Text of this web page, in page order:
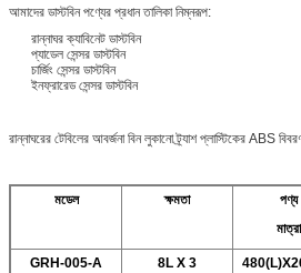
আমাদের ডাস্টবিন পণ্যের প্রধান তালিকা নিম্নরূপ:
রান্নাঘর ক্যাবিনেট ডাস্টবিন
প্যাডেল সেন্সর ডাস্টবিন
চার্জিং সেন্সর ডাস্টবিন
ইনফ্রারেড সেন্সর ডাস্টবিন
রান্নাঘরের টেবিলের আবর্জনা বিন লুকানো ট্র্যাশ প্লাস্টিকের ABS
মডেল ক্ষমতা
পণ্য
মাত্রা
GRH-005-A 8L X 3